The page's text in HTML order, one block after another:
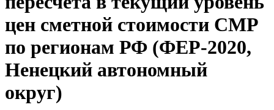
цен сметной стоимости СМР
по регионам РФ (ФЕР-2020,
Ненецкий автономный
округ)